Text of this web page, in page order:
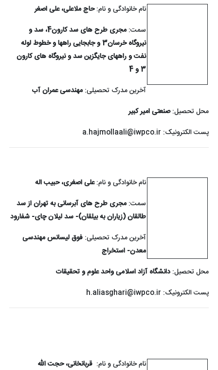
نام خانوادگی و نام:حاج ملاعلی، علی اصغر
سمت:
مجری طرح های سد کارون4، سد و
نیروگاه خرسان3 و جابجایی راهها و خطوط لوله
نفت و راههای جایگزین سد و نیروگاه های کارون
3 و 4
آخرین مدرک تحصیلی:مهندسی عمران آب
محل تحصیل:صنعتی امیر کبیر
پست الکترونیک: a.hajmollaali@iwpco.ir
نام خانوادگی و نام:علی اصغری، حبیب اله
سمت:مجری طرح های آبرسانی به تهران از سد
طالقان (زیاران به بیلقان)- سد لیلان چای- شفارود
آخرین مدرک تحصیلی:فوق لیسانس مهندسی
معدن- استخراج
محل تحصیل:دانشگاه آزاد اسلامی واحد علوم و تحقیقات
پست الکترونیک: h.aliasghari@iwpco.ir
نام خانوادگی و نام:قربانخانی، حجت الله